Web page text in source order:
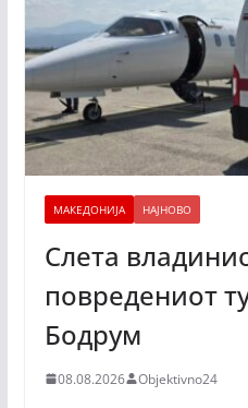
МАКЕДОНИЈА НАЈНОВО
Слета
повредениот
Бодрум
08.08.2026 Objektivno24